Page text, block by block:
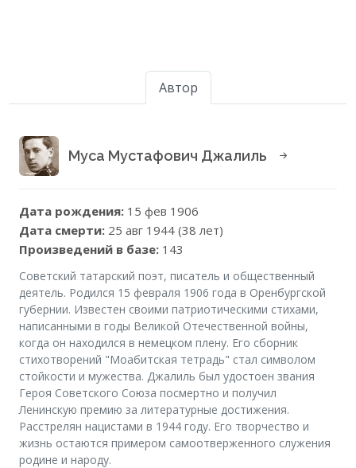
Автор
Муса Мустафович Джалиль
Дата рождения: 15 фев 1906
Дата смерти: 25 авг 1944 (38 лет)
Произведений в базе: 143
Советский татарский поэт, писатель и общественный
деятель. Родился 15 февраля 1906 года в Оренбургской
губернии. Известен своими патриотическими стихами,
написанными в годы Великой Отечественной войны,
когда он находился в немецком плену. Его сборник
стихотворений "Моабитская тетрадь" стал символом
стойкости и мужества. Джалиль был удостоен звания
Героя Советского Союза посмертно и получил
Ленинскую премию за литературные достижения.
Расстрелян нацистами в 1944 году. Его творчество и
жизнь остаются примером самоотверженного служения
родине и народу.